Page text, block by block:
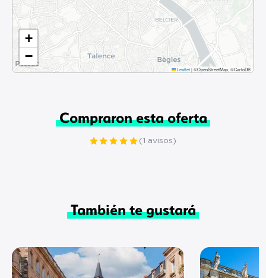
+
−
Leaflet|©OpenStreetMap, ©CartoDB
Compraron esta oferta
(1 avisos)
También te gustará